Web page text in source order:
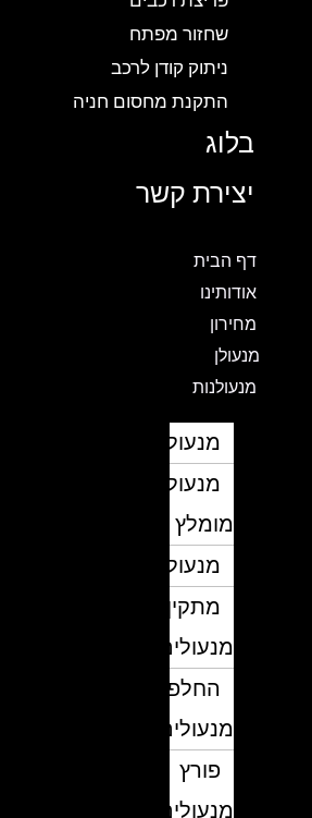
שחזור מפתח
ניתוק קודן לרכב
התקנת מחסום חניה
בלוג
יצירת קשר
דף הבית
אודותינו
מחירון
מנעולן
מנעולנות
מנעולן
מנעולן
מומלץ
מנעולנים
מתקין
מנעולים
החלפת
מנעולים
פורץ
מנעולים